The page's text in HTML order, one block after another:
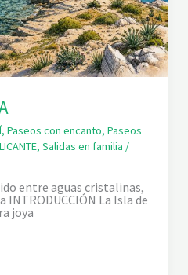
, Paseos con encanto, Paseos
, Salidas en familia /
entre aguas cristalinas,
La Isla de
joya